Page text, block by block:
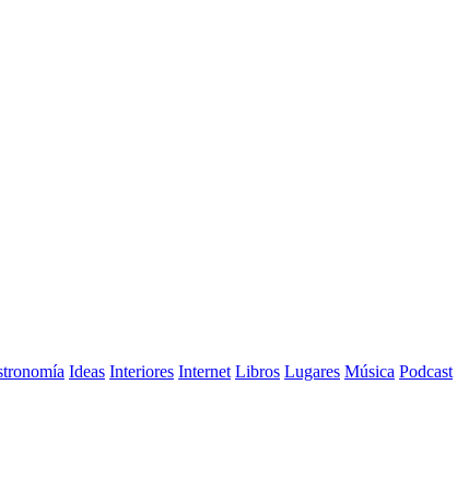
Ideas Interiores Internet Libros Lugares Música Podcast